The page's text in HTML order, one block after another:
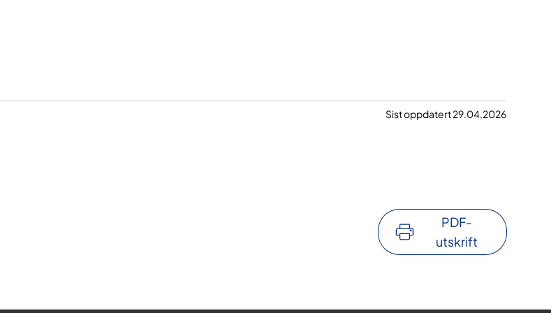
Sist oppdatert 29.04.2026
PDF-
utskrift